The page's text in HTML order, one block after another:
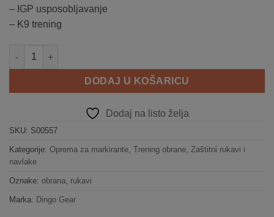
– IGP usposobljavanje
– K9 trening
Zaštitni rukav DEXTER količina
DODAJ U KOŠARICU
Dodaj na listo želja
SKU: S00557
Kategorije: Oprema za markirante, Trening obrane, Zaštitni rukavi i
navlake
Oznake: obrana, rukavi
Marka: Dingo Gear